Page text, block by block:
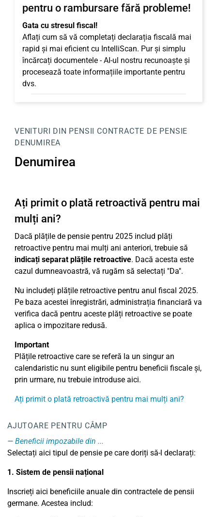
pentru o rambursare fără probleme!
Gata cu stresul fiscal!
Aflați cum să vă completați declarația fiscală mai
rapid și mai eficient cu IntelliScan. Pur și simplu
încărcați documentele - AI-ul nostru recunoaște și
procesează toate informațiile importante pentru
dvs.
VENITURI DIN PENSII CONTRACTE DE PENSIE
DENUMIREA
Denumirea
Ați primit o plată retroactivă pentru mai
mulți ani?
Dacă plățile de pensie pentru 2025 includ plăți
retroactive pentru mai mulți ani anteriori, trebuie să
indicați separat plățile retroactive. Dacă acesta este
cazul dumneavoastră, vă rugăm să selectați "Da".
Nu includeți plățile retroactive pentru anul fiscal 2025.
Pe baza acestei înregistrări, administrația financiară va
verifica dacă pentru aceste plăți retroactive se poate
aplica o impozitare redusă.
Important
Plățile retroactive care se referă la un singur an
calendaristic nu sunt eligibile pentru beneficii fiscale și,
prin urmare, nu trebuie introduse aici.
Ați primit o plată retroactivă pentru mai mulți ani?
AJUTOARE PENTRU CÂMP
Beneficii impozabile din ...
Selectați aici tipul de pensie pe care doriți să-l declarați:
1. Sistem de pensii național
Inscrieți aici beneficiile anuale din contractele de pensii
germane. Acestea includ: